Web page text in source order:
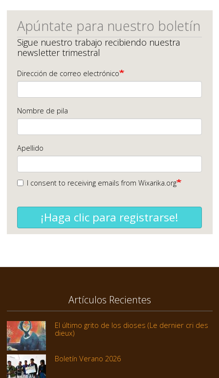
Apúntate para nuestro boletín
Sigue nuestro trabajo recibiendo nuestra
newsletter trimestral
Dirección de correo electrónico
Nombre de pila
Apellido
I consent to receiving emails from Wixarika.org
¡Haga clic para registrarse!
Artículos Recientes
El último grito de los dioses (Le dernier cri des
dieux)
Boletín Verano 2026